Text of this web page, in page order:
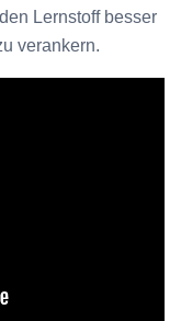
Lernstoff besser
verankern.